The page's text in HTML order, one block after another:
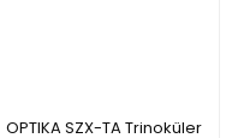
OPTIKA SZX-TA Trinoküler